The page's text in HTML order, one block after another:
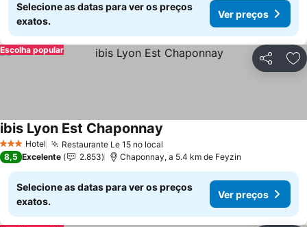
Selecione as datas para ver os preços
exatos.
Ver preços
Partilhar
Escolha popular
3 EstrelasHotel Restaurante Le 15 no local
ibis Lyon Est Chaponnay
8,5 Excelente 2.853 Chaponnay, a 5.4 km de Feyzin
Selecione as datas para ver os preços
exatos.
Ver preços